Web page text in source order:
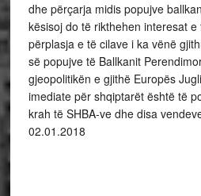
dhe përçarja midis popujve
kësisoj do të rikthehen interesat
përplasja e të cilave i ka vënë
së popujve të Ballkanit
gjeopolitikën e gjithë Europës
imediate për shqiptarët është të
krah të SHBA-ve dhe disa
02.01.2018